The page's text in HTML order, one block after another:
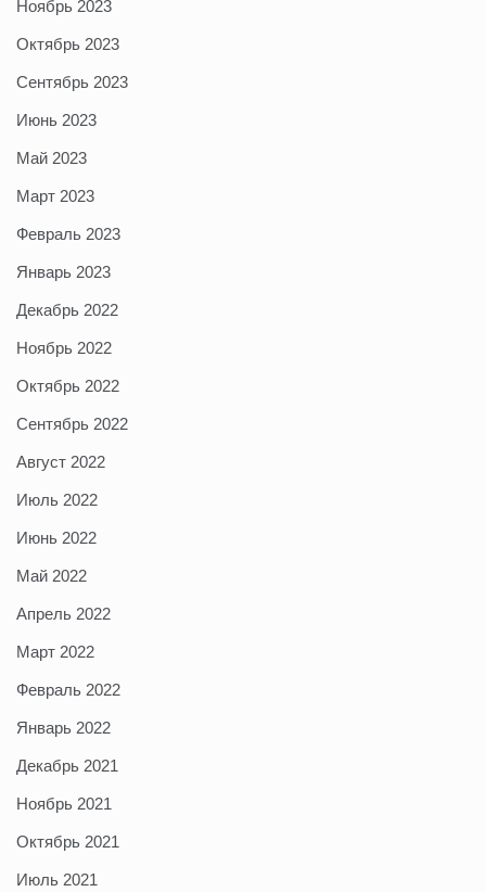
Ноябрь 2023
Октябрь 2023
Сентябрь 2023
Июнь 2023
Май 2023
Март 2023
Февраль 2023
Январь 2023
Декабрь 2022
Ноябрь 2022
Октябрь 2022
Сентябрь 2022
Август 2022
Июль 2022
Июнь 2022
Май 2022
Апрель 2022
Март 2022
Февраль 2022
Январь 2022
Декабрь 2021
Ноябрь 2021
Октябрь 2021
Июль 2021